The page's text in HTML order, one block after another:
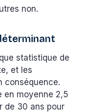
non.
statistique de
et les
conséquence.
en moyenne 2,5
de 30 ans pour